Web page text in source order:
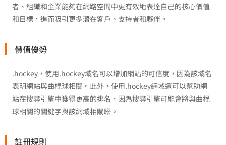
者、組織和企業能夠在網路空間中更有效地表達自己的核心價值
和目標，進而吸引更多潛在客戶、支持者和夥伴。
價值優勢
.hockey，使用.hockey域名可以增加網站的可信度，因為該域名
表明網站與曲棍球相關。此外，使用.hockey網域還可以幫助網
站在搜尋引擎中獲得更高的排名，因為搜尋引擎可能會將與曲棍
球相關的關鍵字與該網域相關聯。
註冊規則